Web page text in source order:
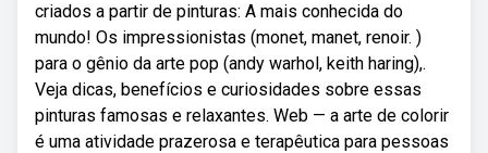
criados a partir de pinturas: A mais conhecida do
mundo! Os impressionistas (monet, manet, renoir. )
para o gênio da arte pop (andy warhol, keith haring),.
Veja dicas, benefícios e curiosidades sobre essas
pinturas famosas e relaxantes. Web — a arte de colorir
é uma atividade prazerosa e terapêutica para pessoas